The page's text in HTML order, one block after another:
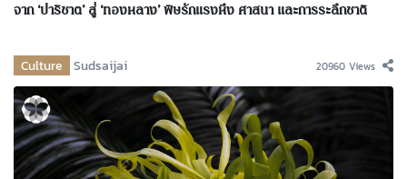
จาก ‘ปาริชาต’ สู่ ‘ทองหลาง’ พิษรักแรงหึง ศาสนา และการระลึกชาติ
Culture Sudsaijai 20960 Views